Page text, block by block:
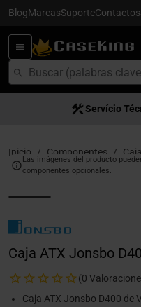
BlogMarcasSuporteContactos
Servício
Inicio Componentes
Las imágenes del producto
componentes opcionales.
Caja ATX Jonsbo
(0
Caja ATX Jonsbo D400 de